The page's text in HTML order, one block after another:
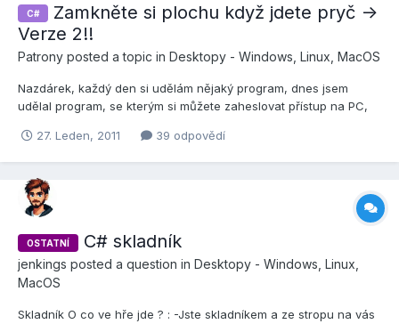
C#
Zamkněte si plochu když jdete pryč ->
Verze 2!!
Patrony posted a topic in Desktopy - Windows, Linux, MacOS
Nazdárek, každý den si udělám nějaký program, dnes jsem
udělal program, se kterým si můžete zaheslovat přístup na PC,
zadáte nové heslo, potvrdíte a dáte Start. Zobrazí se průhledná
vrstva přez kterou nepůjde ovládat PC, uprostře...
27. Leden, 2011 39 odpovědí
OSTATNÍ C# skladník
jenkings posted a question in Desktopy - Windows, Linux,
MacOS
Skladník O co ve hře jde ? : -Jste skladníkem a ze stropu na vás